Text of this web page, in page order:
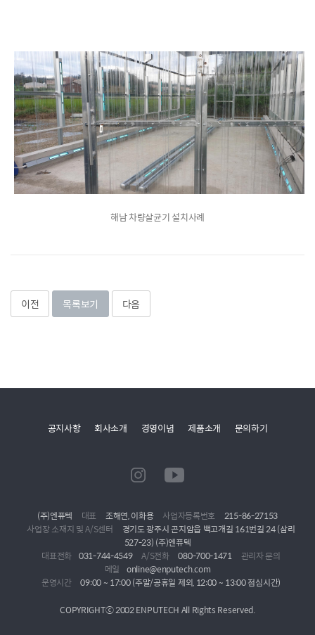
해남 차량살균기 설치사례
이전 목록보기 다음
공지사항 회사소개 경영이념 제품소개 문의하기
(주)엔퓨텍 대표 조해연, 이화용 사업자등록번호
215-86-27153
사업장 소재지 및 A/S센터
경기도 광주시 곤지암읍 백고개길 161번길 24 (삼리
527-23) (주)엔퓨텍
대표전화 031-744-4549 A/S전화 080-700-1471
관리자 문의
메일
online@enputech.com
운영시간
09:00 ~ 17:00 (주말/공휴일 제외, 12:00 ~ 13:00 점심시간)
COPYRIGHTⓒ 2002 ENPUTECH All Rights Reserved.